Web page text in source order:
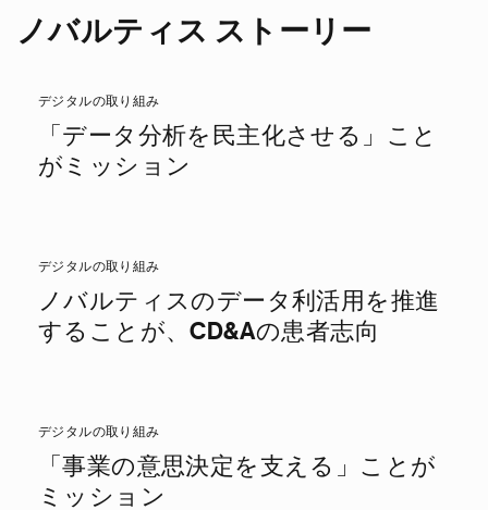
ノバルティス ストーリー
デジタルの取り組み
「データ分析を民主化させる」こと
がミッション
デジタルの取り組み
ノバルティスのデータ利活用を推進
することが、CD&Aの患者志向
デジタルの取り組み
「事業の意思決定を支える」ことが
ミッション